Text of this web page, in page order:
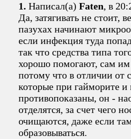
1. Написал(а) Faten, в
Да, затягивать не стоит,
пазухах начинают
если инфекция туда
так что средства типа
хорошо помогают, сам им
потому что в отличии от
которые при гайморите
противопоказаны, он -
отделятся, за счет чего
очищаются, даже если
образовываться.